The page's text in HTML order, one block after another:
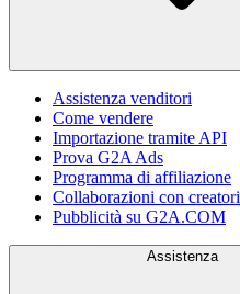
Assistenza venditori
Come vendere
Importazione tramite API
Prova G2A Ads
Programma di affiliazione
Collaborazioni con creatori
Pubblicità su G2A.COM
Assistenza